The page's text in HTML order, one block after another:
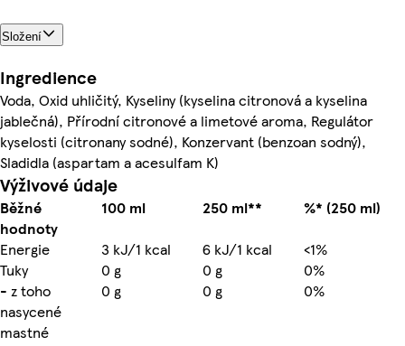
Složení
Ingredience
Voda, Oxid uhličitý, Kyseliny (kyselina citronová a kyselina
jablečná), Přírodní citronové a limetové aroma, Regulátor
kyselosti (citronany sodné), Konzervant (benzoan sodný),
Sladidla (aspartam a acesulfam K)
Výživové údaje
Běžné
hodnoty
100 ml 250 ml**
%* (250 ml)
Energie
3 kJ/1 kcal 6 kJ/1 kcal
<1%
Tuky
0 g 0 g
0%
- z toho
nasycené
mastné
0 g 0 g 0%